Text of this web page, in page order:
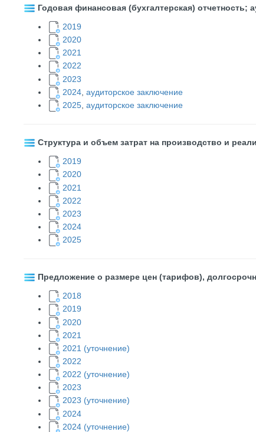
Годовая финансовая (бухгалтерская) отчетность;
2019
2020
2021
2022
2023
2024 аудиторское заключение
2025 аудиторское заключение
Структура и объем затрат на производство и
2019
2020
2021
2022
2023
2024
2025
Предложение о размере цен (тарифов),
2018
2019
2020
2021
2021 (уточнение)
2022
2022 (уточнение)
2023
2023 (уточнение)
2024
2024 (уточнение)